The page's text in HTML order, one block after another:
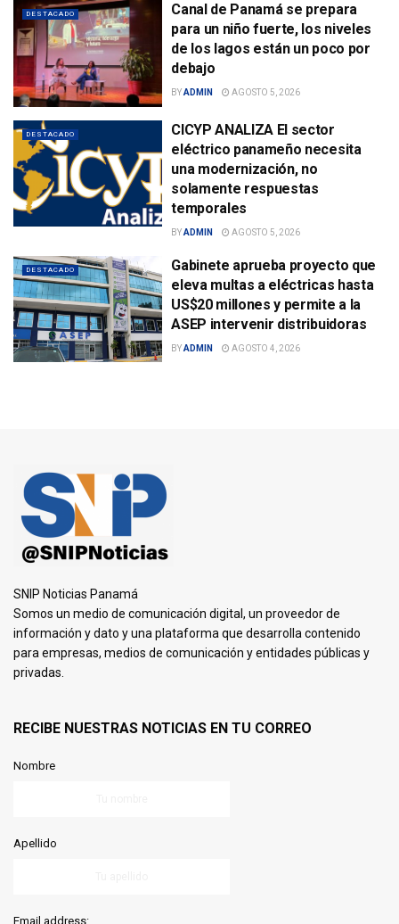
DESTACADO
Canal de Panamá se prepara
para un niño fuerte, los niveles
de los lagos están un poco por
debajo
BYADMIN AGOSTO 5, 2026
DESTACADO
CICYP ANALIZA El sector
eléctrico panameño necesita
una modernización, no
solamente respuestas
temporales
BYADMIN AGOSTO 5, 2026
DESTACADO
Gabinete aprueba proyecto que
eleva multas a eléctricas hasta
US$20 millones y permite a la
ASEP intervenir distribuidoras
BYADMIN AGOSTO 4, 2026
SNIP Noticias Panamá
Somos un medio de comunicación digital, un proveedor de
información y dato y una plataforma que desarrolla contenido
para empresas, medios de comunicación y entidades públicas y
privadas.
RECIBE NUESTRAS NOTICIAS EN TU CORREO
Nombre
Apellido
Email address: